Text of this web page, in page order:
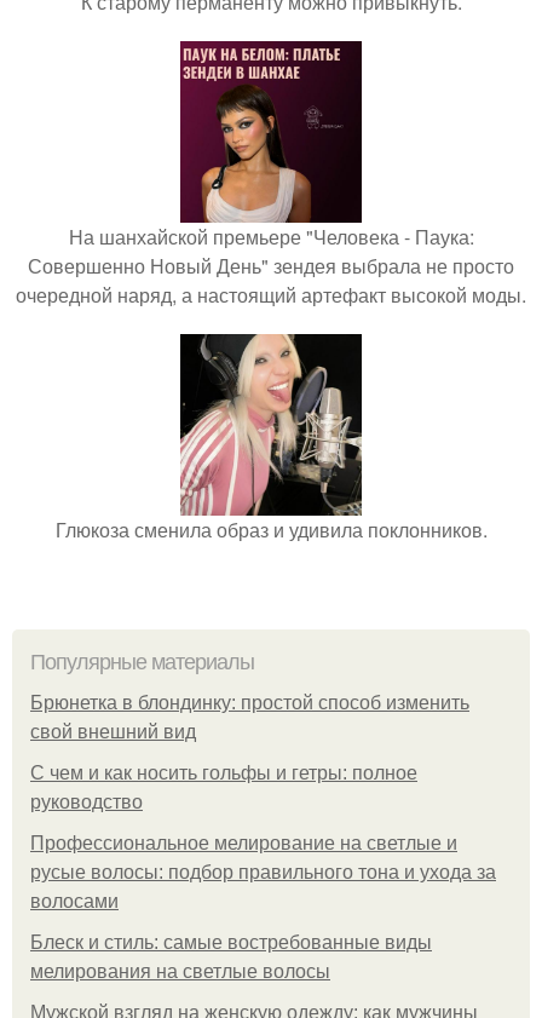
На шанхайской премьере "Человека - Паука:
Совершенно Новый День" зендея выбрала не просто
очередной наряд, а настоящий артефакт высокой моды.
Глюкоза сменила образ и удивила поклонников.
Популярные материалы
Брюнетка в блондинку: простой способ изменить
свой внешний вид
С чем и как носить гольфы и гетры: полное
руководство
Профессиональное мелирование на светлые и
русые волосы: подбор правильного тона и ухода за
волосами
Блеск и стиль: самые востребованные виды
мелирования на светлые волосы
Мужской взгляд на женскую одежду: как мужчины